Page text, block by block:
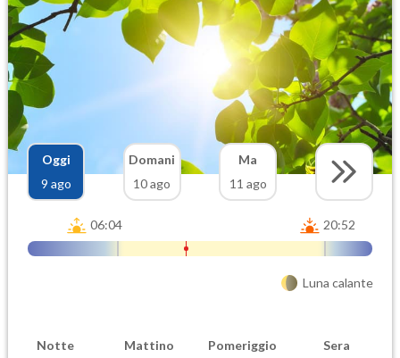
Oggi
9 ago
Domani
10 ago
Ma
11 ago
06:04 20:52
Luna calante
Notte Mattino Pomeriggio Sera